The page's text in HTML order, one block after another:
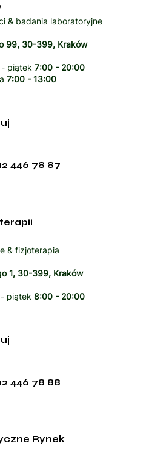
& badania laboratoryjne
99, 30-399, Kraków
- piątek 7:00 - 20:00
7:00 - 13:00
446 78 87
& fizjoterapia
1, 30-399, Kraków
- piątek 8:00 - 20:00
446 78 88
Rynek